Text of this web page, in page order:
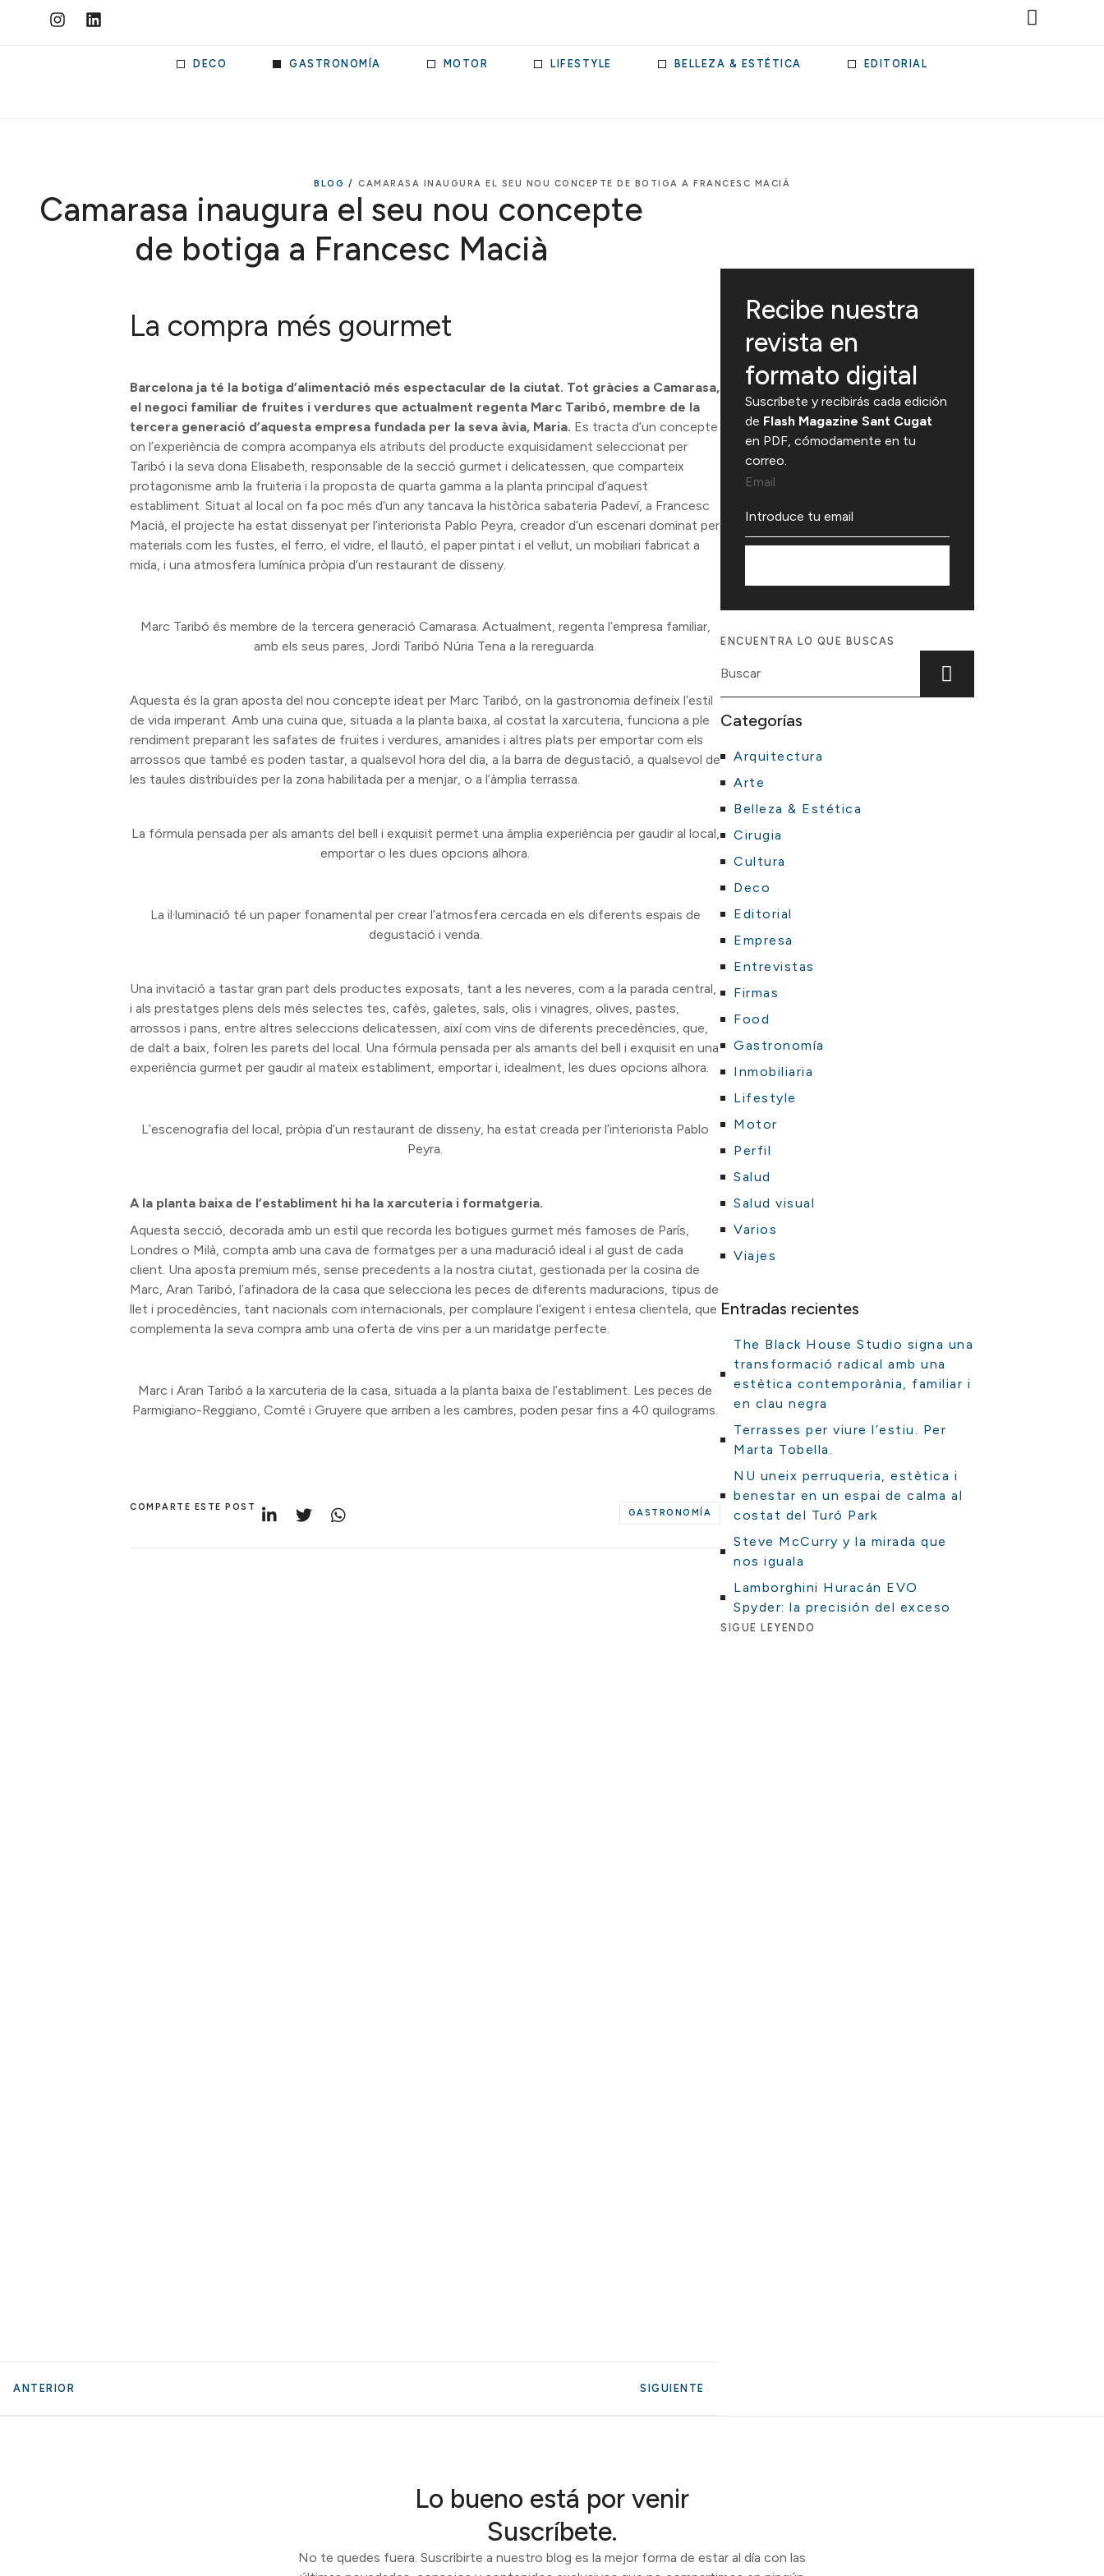
DECO GASTRONOMÍA MOTOR LIFESTYLE BELLEZA & ESTÉTICA EDITORIAL
BLOG / CAMARASA INAUGURA EL SEU NOU CONCEPTE DE BOTIGA A FRANCESC MACIÀ
Camarasa inaugura el seu nou concepte
de botiga a Francesc Macià
La compra més gourmet
Barcelona ja té la botiga d’alimentació més espectacular de la ciutat. Tot gràcies a Camarasa,
el negoci familiar de fruites i verdures que actualment regenta Marc Taribó, membre de la
tercera generació d’aquesta empresa fundada per la seva àvia, Maria. Es tracta d’un concepte
on l’experiència de compra acompanya els atributs del producte exquisidament seleccionat per
Taribó i la seva dona Elisabeth, responsable de la secció gurmet i delicatessen, que comparteix
protagonisme amb la fruiteria i la proposta de quarta gamma a la planta principal d’aquest
establiment. Situat al local on fa poc més d’un any tancava la històrica sabateria Padeví, a Francesc
Macià, el projecte ha estat dissenyat per l’interiorista Pablo Peyra, creador d’un escenari dominat per
materials com les fustes, el ferro, el vidre, el llautó, el paper pintat i el vellut, un mobiliari fabricat a
mida, i una atmosfera lumínica pròpia d’un restaurant de disseny.
Marc Taribó és membre de la tercera generació Camarasa. Actualment, regenta l’empresa familiar,
amb els seus pares, Jordi Taribó Núria Tena a la rereguarda.
Aquesta és la gran aposta del nou concepte ideat per Marc Taribó, on la gastronomia defineix l’estil
de vida imperant. Amb una cuina que, situada a la planta baixa, al costat la xarcuteria, funciona a ple
rendiment preparant les safates de fruites i verdures, amanides i altres plats per emportar com els
arrossos que també es poden tastar, a qualsevol hora del dia, a la barra de degustació, a qualsevol de
les taules distribuïdes per la zona habilitada per a menjar, o a l’àmplia terrassa.
La fórmula pensada per als amants del bell i exquisit permet una àmplia experiència per gaudir al local,
emportar o les dues opcions alhora.
La il·luminació té un paper fonamental per crear l’atmosfera cercada en els diferents espais de
degustació i venda.
Una invitació a tastar gran part dels productes exposats, tant a les neveres, com a la parada central,
i als prestatges plens dels més selectes tes, cafès, galetes, sals, olis i vinagres, olives, pastes,
arrossos i pans, entre altres seleccions delicatessen, així com vins de diferents precedències, que,
de dalt a baix, folren les parets del local. Una fórmula pensada per als amants del bell i exquisit en una
experiència gurmet per gaudir al mateix establiment, emportar i, idealment, les dues opcions alhora.
L’escenografia del local, pròpia d’un restaurant de disseny, ha estat creada per l’interiorista Pablo
Peyra.
A la planta baixa de l’establiment hi ha la xarcuteria i formatgeria.
Aquesta secció, decorada amb un estil que recorda les botigues gurmet més famoses de París,
Londres o Milà, compta amb una cava de formatges per a una maduració ideal i al gust de cada
client. Una aposta premium més, sense precedents a la nostra ciutat, gestionada per la cosina de
Marc, Aran Taribó, l’afinadora de la casa que selecciona les peces de diferents maduracions, tipus de
llet i procedències, tant nacionals com internacionals, per complaure l’exigent i entesa clientela, que
complementa la seva compra amb una oferta de vins per a un maridatge perfecte.
Marc i Aran Taribó a la xarcuteria de la casa, situada a la planta baixa de l’establiment. Les peces de
Parmigiano-Reggiano, Comté i Gruyere que arriben a les cambres, poden pesar fins a 40 quilograms.
COMPARTE ESTE POST
GASTRONOMÍA
Recibe nuestra
revista en
formato digital
Suscríbete y recibirás cada edición
de Flash Magazine Sant Cugat
en PDF, cómodamente en tu
correo.
Email
ENCUENTRA LO QUE BUSCAS
Categorías
Arquitectura
Arte
Belleza & Estética
Cirugia
Cultura
Deco
Editorial
Empresa
Entrevistas
Firmas
Food
Gastronomía
Inmobiliaria
Lifestyle
Motor
Perfil
Salud
Salud visual
Varios
Viajes
Entradas recientes
The Black House Studio signa una
transformació radical amb una
estètica contemporània, familiar i
en clau negra
Terrasses per viure l’estiu. Per
Marta Tobella.
NU uneix perruqueria, estètica i
benestar en un espai de calma al
costat del Turó Park
Steve McCurry y la mirada que
nos iguala
Lamborghini Huracán EVO
Spyder: la precisión del exceso
SIGUE LEYENDO
ANTERIOR SIGUIENTE
Lo bueno está por venir
Suscríbete.
No te quedes fuera. Suscribirte a nuestro blog es la mejor forma de estar al día con las